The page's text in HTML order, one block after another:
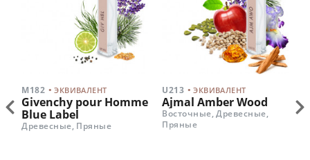
M182 . ЭКВИВАЛЕНТ
Givenchy pour Homme
Blue Label
Древесные, Пряные
U213 . ЭКВИВАЛЕНТ
Ajmal Amber Wood
Восточные, Древесные,
Пряные